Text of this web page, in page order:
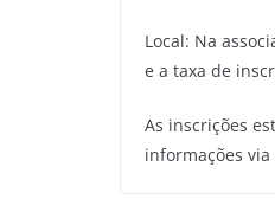
Local: Na
e a taxa de
As inscrições
informações via